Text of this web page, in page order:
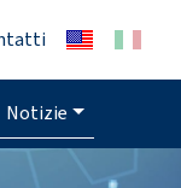
Notizie